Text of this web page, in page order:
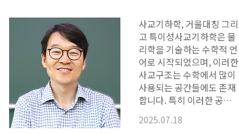
사교기하학, 거울대칭 그리
고 특이성사교기하학은 물
리학을 기술하는 수학적 언
어로 시작되었으며, 이러한
사교구조는 수학에서 많이
사용되는 공간들에도 존재
합니다. 특히 이러한 공간
하학을 통해 지난 30여년간
2025.07.18